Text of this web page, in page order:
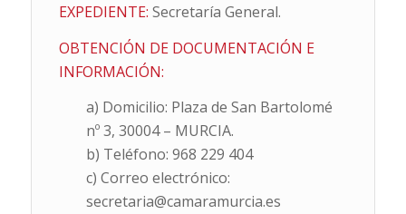
EXPEDIENTE: Secretaría General.
OBTENCIÓN DE DOCUMENTACIÓN E
INFORMACIÓN:
a) Domicilio: Plaza de San Bartolomé
nº 3, 30004 – MURCIA.
b) Teléfono: 968 229 404
c) Correo electrónico:
secretaria@camaramurcia.es